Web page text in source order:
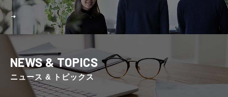
NEWS & TOPICS
ニュース & トピックス